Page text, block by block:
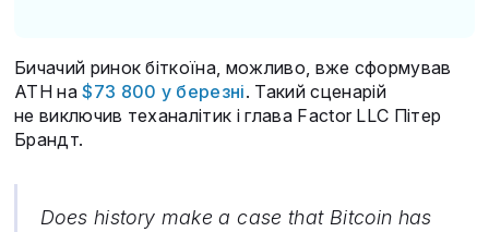
Бичачий ринок біткоїна, можливо, вже сформував
ATH на$73 800 у березні. Такий сценарій
не виключив теханалітик і глава Factor LLC Пітер
Брандт.
Does history make a case that Bitcoin has